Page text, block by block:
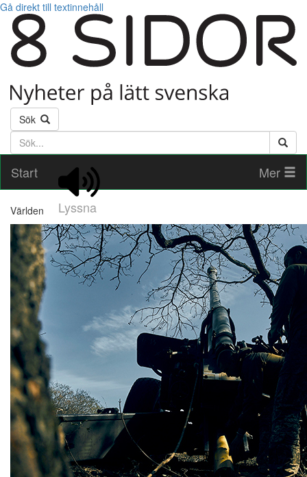
Gå direkt till textinnehåll
Sök
Söktext
Start
Lyssna
Mer
Världen